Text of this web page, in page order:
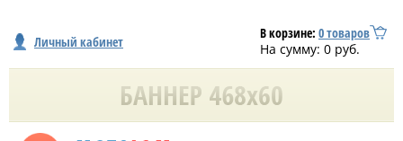
Личный кабинет В корзине: 0товаров
На сумму: 0 руб.